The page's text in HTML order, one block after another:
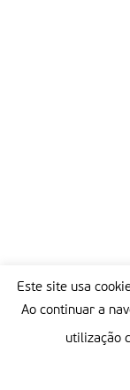
Este site usa
Ao continuar a
utilização